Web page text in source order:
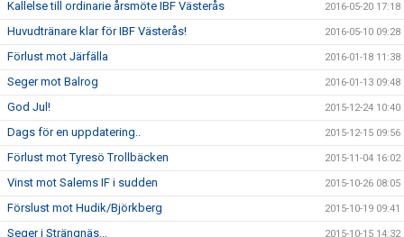
Kallelse till ordinarie årsmöte IBF Västerås 2016-05-20 17:18
Huvudtränare klar för IBF Västerås! 2016-05-10 09:28
Förlust mot Järfälla 2016-01-18 11:38
Seger mot Balrog 2016-01-13 09:48
God Jul! 2015-12-24 10:40
Dags för en uppdatering.. 2015-12-15 09:56
Förlust mot Tyresö Trollbäcken 2015-11-04 16:02
Vinst mot Salems IF i sudden 2015-10-26 08:05
Förslust mot Hudik/Björkberg 2015-10-19 09:41
Seger i Strängnäs... 2015-10-15 14:32